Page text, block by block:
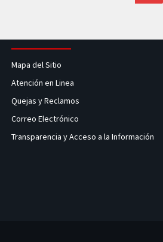
Mapa del Sitio
Atención en Linea
Quejas y Reclamos
Correo Electrónico
Transparencia y Acceso a la Información